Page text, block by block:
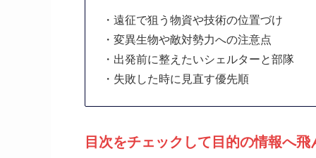
・遠征で狙う物資や技術の位置づけ
・変異生物や敵対勢力への注意点
・出発前に整えたいシェルターと部隊
・失敗した時に見直す優先順
目次をチェックして目的の情報へ飛